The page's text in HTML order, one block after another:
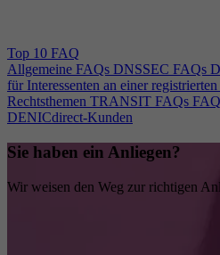
Top 10 FAQ
Allgemeine FAQs DNSSEC FAQs
für Interessenten an einer
Rechtsthemen TRANSIT FAQs
DENICdirect-Kunden
Sie haben ein Anliegen?
Wir weisen den Weg zur richtigen